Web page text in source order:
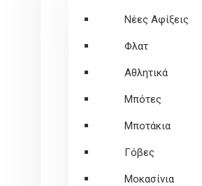
Νέες Αφίξεις
Φλατ
Αθλητικά
Μπότες
Μποτάκια
Γόβες
Μοκασίνια